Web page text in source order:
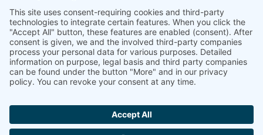
Standort
Heinrich-Wittman-Str. 17
Anfahrt